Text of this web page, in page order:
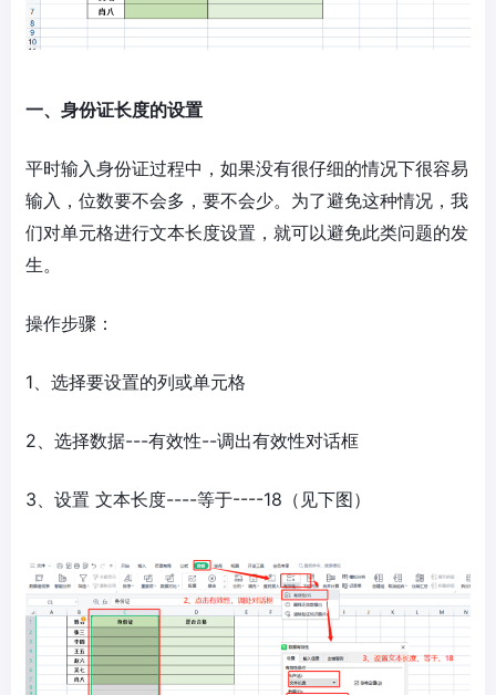
一、身份证长度的设置
平时输入身份证过程中，如果没有很仔细的情况下很容易
输入，位数要不会多，要不会少。为了避免这种情况，我
们对单元格进行文本长度设置，就可以避免此类问题的发
生。
操作步骤：
1、选择要设置的列或单元格
2、选择数据---有效性--调出有效性对话框
3、设置 文本长度----等于----18（见下图）